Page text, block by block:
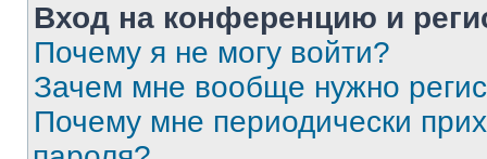
Вход на конференцию и
Почему я не могу войти?
Зачем мне вообще нужно
Почему мне периодически